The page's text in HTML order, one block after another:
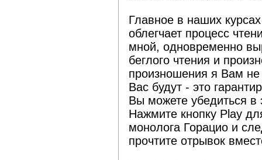
Главное в наших
облегчает процесс
мной, одновременно
беглого чтения и
произношения я Вам
Вас будут - это
Вы можете убедиться в
Нажмите кнопку Play
монолога Горацио и
прочтите отрывок